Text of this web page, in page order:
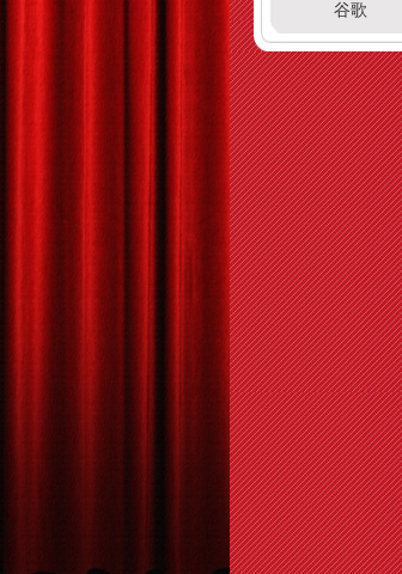
谷歌